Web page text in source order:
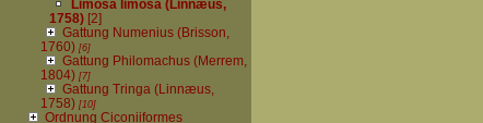
Limosa limosa (Linnæus,
1758)[2]
Gattung Numenius (Brisson,
1760)[6]
Gattung Philomachus (Merrem,
1804)[7]
Gattung Tringa (Linnæus,
1758)[10]
Ordnung Ciconiiformes